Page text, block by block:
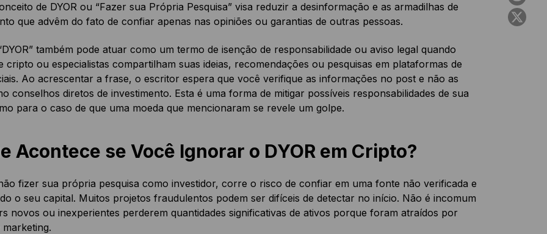
de DYOR ou “Fazer sua Própria Pesquisa” visa reduzir a desinformação e as armadilhas de
que advêm do fato de confiar apenas nas opiniões ou garantias de outras pessoas.
também pode atuar como um termo de isenção de responsabilidade ou aviso legal quando
cripto ou especialistas compartilham suas ideias, recomendações ou pesquisas em plataformas de
Ao acrescentar a frase, o escritor espera que você verifique as informações no post e não as
conselhos diretos de investimento. Esta é uma forma de mitigar possíveis responsabilidades de sua
para o caso de que uma moeda que mencionaram se revele um golpe.
Acontece se Você Ignorar o DYOR em Cripto?
fizer sua própria pesquisa como investidor, corre o risco de confiar em uma fonte não verificada e
o seu capital. Muitos projetos fraudulentos podem ser difíceis de detectar no início. Não é incomum
novos ou inexperientes perderem quantidades significativas de ativos porque foram atraídos por
marketing.